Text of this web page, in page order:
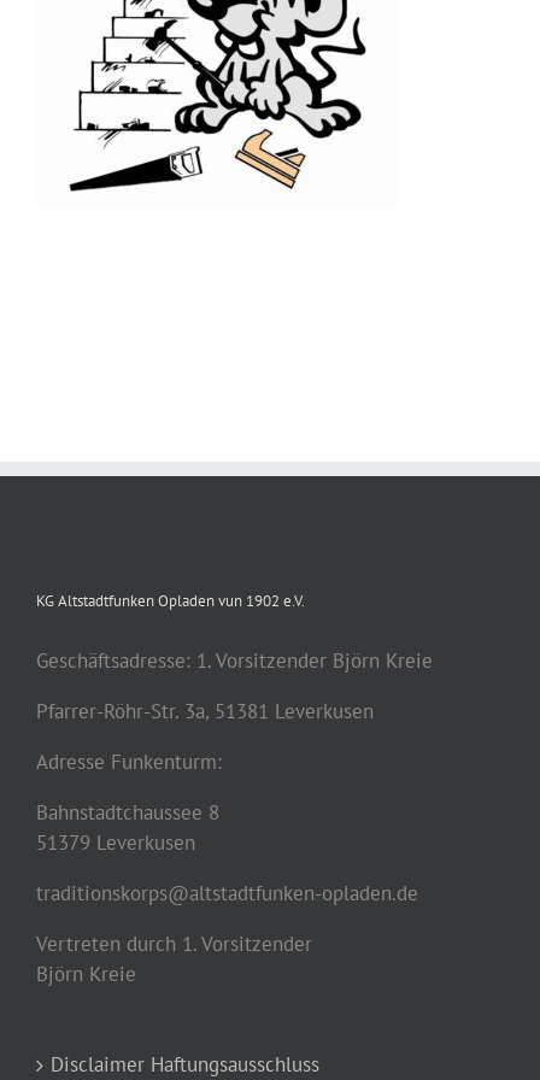
KG Altstadtfunken Opladen vun 1902 e.V.
Geschäftsadresse: 1. Vorsitzender Björn Kreie
Pfarrer-Röhr-Str. 3a, 51381 Leverkusen
Adresse Funkenturm:
Bahnstadtchaussee 8
51379 Leverkusen
traditionskorps@altstadtfunken-opladen.de
Vertreten durch 1. Vorsitzender
Björn Kreie
Disclaimer Haftungsausschluss